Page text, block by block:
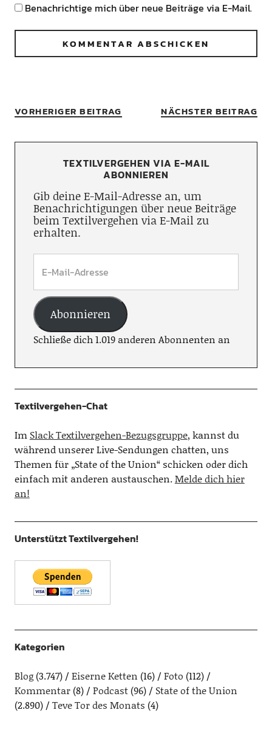
Benachrichtige mich über neue Beiträge via E-Mail.
VORHERIGER BEITRAG NÄCHSTER BEITRAG
TEXTILVERGEHEN VIA E-MAIL
ABONNIEREN
Gib deine E-Mail-Adresse an, um
Benachrichtigungen über neue Beiträge
beim Textilvergehen via E-Mail zu
erhalten.
Abonnieren
Schließe dich 1.019 anderen Abonnenten an
Textilvergehen-Chat
Im Slack Textilvergehen-Bezugsgruppe, kannst du
während unserer Live-Sendungen chatten, uns
Themen für „State of the Union“ schicken oder dich
einfach mit anderen austauschen.Melde dich hier
an!
Unterstützt Textilvergehen!
Kategorien
Blog(3.747) Eiserne Ketten (16) Foto (112)
Kommentar(8) Podcast(96)
State of the Union
(2.890)
Teve Tor des Monats (4)